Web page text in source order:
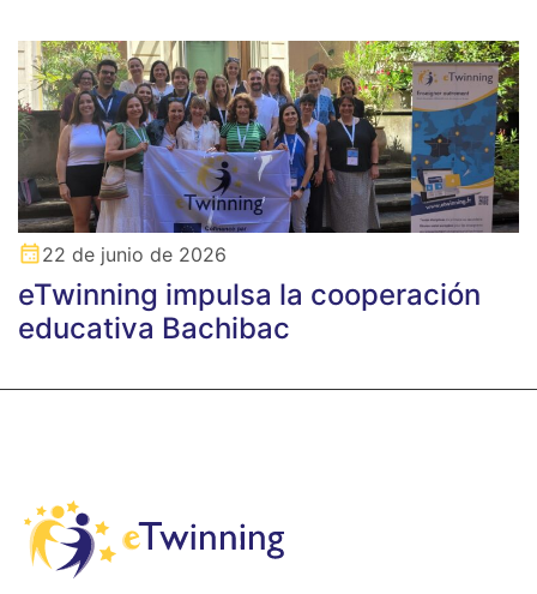
22 de junio de 2026
eTwinning impulsa la cooperación
educativa Bachibac